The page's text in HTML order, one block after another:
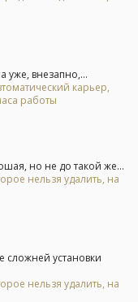
уже, внезапно,...
карьер,
работы
но не до такой же...
нельзя удалить, на
сложней установки
нельзя удалить, на